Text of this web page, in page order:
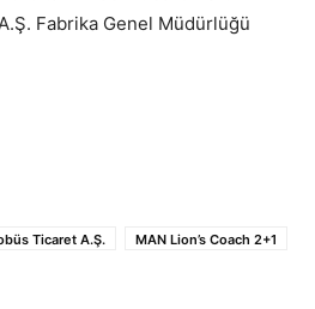
Fabrika Genel Müdürlüğü
Ticaret A.Ş.
MAN Lion’s Coach 2+1